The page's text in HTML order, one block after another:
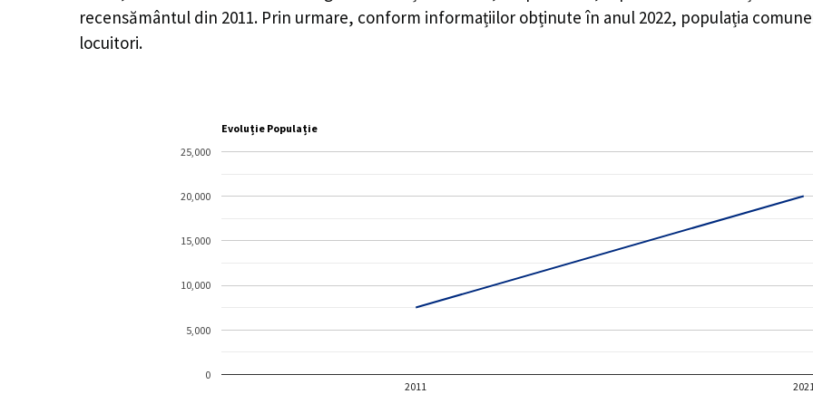
recensământul din 2011. Prin urmare, conform informațiilor obținute în anul 2022, populația
locuitori.
Evoluție Populație
2011 2021
0
5,000
10,000
15,000
20,000
25,000